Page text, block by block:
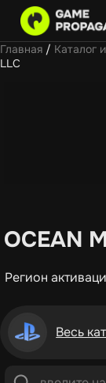
Главная / Каталог
LLC
OCEAN
Регион
Весь